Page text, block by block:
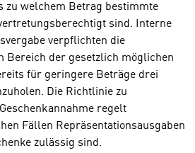
zu welchem Betrag bestimmte
sind. Interne
verpflichten die
Bereich der gesetzlich möglichen
für geringere Beträge drei
Die Richtlinie zu
regelt
Fällen Repräsentationsausgaben
zulässig sind.